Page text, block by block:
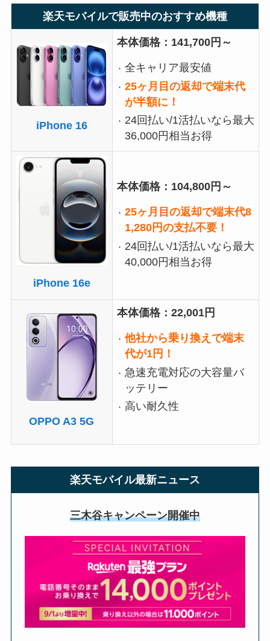
楽天モバイルで販売中のおすすめ機種
iPhone 16
本体価格：141,700円～
全キャリア最安値
25ヶ月目の返却で端末代
が半額に！
24回払い/1活払いなら最大
36,000円相当お得
iPhone 16e
本体価格：104,800円～
25ヶ月目の返却で端末代8
1,280円の支払不要！
24回払い/1活払いなら最大
40,000円相当お得
OPPO A3 5G
本体価格：22,001円
他社から乗り換えで端末
代が1円！
急速充電対応の大容量バ
ッテリー
高い耐久性
楽天モバイル最新ニュース
三木谷キャンペーン開催中